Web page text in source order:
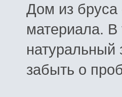
Дом из бруса
материала.
натуральный
забыть о